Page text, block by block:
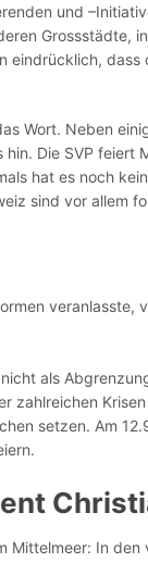
und
Grossstädte,
dass
Wort. Neben
Die SVP feiert
hat es noch
sind vor allem
veranlasste,
als
zahlreichen
setzen. Am
Mittelmeer: In